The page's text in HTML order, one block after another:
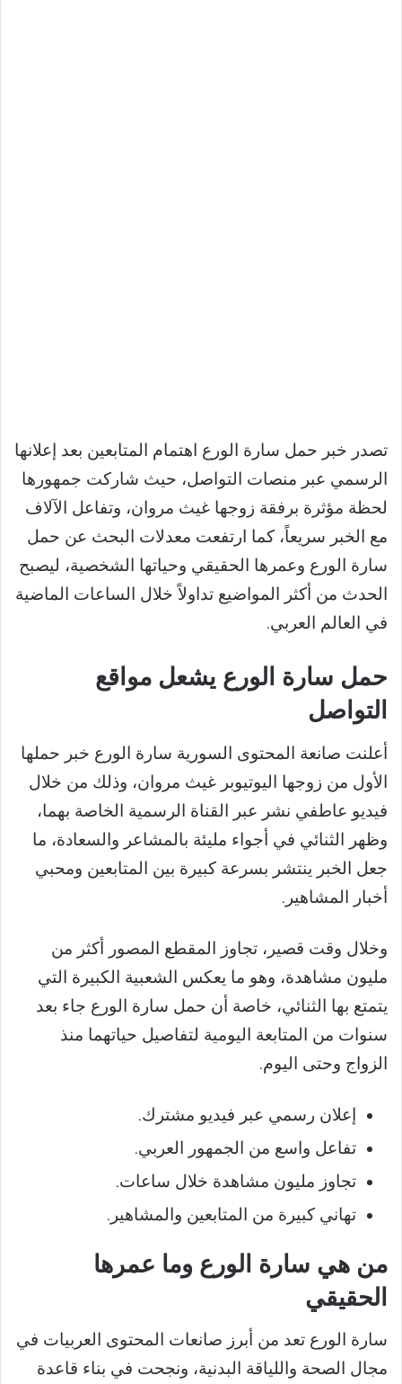
تصدر خبر حمل سارة الورع اهتمام المتابعين بعد إعلانها
الرسمي عبر منصات التواصل، حيث شاركت جمهورها
لحظة مؤثرة برفقة زوجها غيث مروان، وتفاعل الآلاف
مع الخبر سريعاً، كما ارتفعت معدلات البحث عن حمل
سارة الورع وعمرها الحقيقي وحياتها الشخصية، ليصبح
الحدث من أكثر المواضيع تداولاً خلال الساعات الماضية
في العالم العربي.
حمل سارة الورع يشعل مواقع
التواصل
أعلنت صانعة المحتوى السورية سارة الورع خبر حملها
الأول من زوجها اليوتيوبر غيث مروان، وذلك من خلال
فيديو عاطفي نشر عبر القناة الرسمية الخاصة بهما،
وظهر الثنائي في أجواء مليئة بالمشاعر والسعادة، ما
جعل الخبر ينتشر بسرعة كبيرة بين المتابعين ومحبي
أخبار المشاهير.
وخلال وقت قصير، تجاوز المقطع المصور أكثر من
مليون مشاهدة، وهو ما يعكس الشعبية الكبيرة التي
يتمتع بها الثنائي، خاصة أن حمل سارة الورع جاء بعد
سنوات من المتابعة اليومية لتفاصيل حياتهما منذ
الزواج وحتى اليوم.
إعلان رسمي عبر فيديو مشترك.
تفاعل واسع من الجمهور العربي.
تجاوز مليون مشاهدة خلال ساعات.
تهاني كبيرة من المتابعين والمشاهير.
من هي سارة الورع وما عمرها
الحقيقي
سارة الورع تعد من أبرز صانعات المحتوى العربيات في
مجال الصحة واللياقة البدنية، ونجحت في بناء قاعدة